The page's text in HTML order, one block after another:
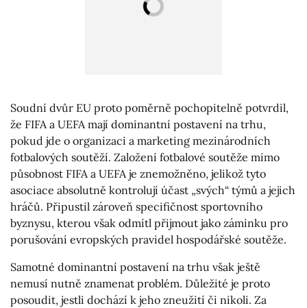
Soudní dvůr EU proto poměrně pochopitelně potvrdil,
že FIFA a UEFA mají dominantní postavení na trhu,
pokud jde o organizaci a marketing mezinárodních
fotbalových soutěží. Založení fotbalové soutěže mimo
působnost FIFA a UEFA je znemožněno, jelikož tyto
asociace absolutně kontrolují účast „svých“ týmů a jejich
hráčů. Připustil zároveň specifičnost sportovního
byznysu, kterou však odmítl přijmout jako záminku pro
porušování evropských pravidel hospodářské soutěže.
Samotné dominantní postavení na trhu však ještě
nemusí nutně znamenat problém. Důležité je proto
posoudit, jestli dochází k jeho zneužití či nikoli. Za